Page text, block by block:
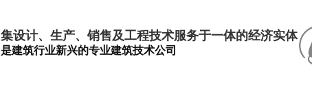
集设计、生产、销售及工程技术服务于一体的经济实体
是建筑行业新兴的专业建筑技术公司